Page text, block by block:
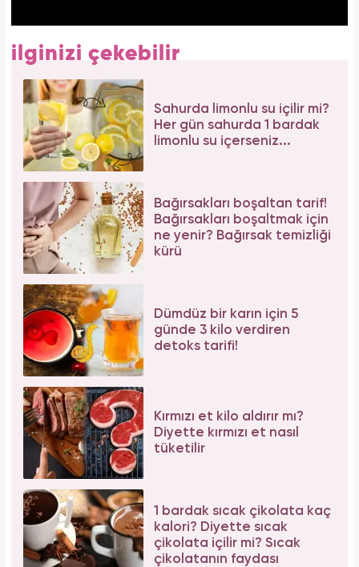
ilginizi çekebilir
Sahurda limonlu su içilir mi?
Her gün sahurda 1 bardak
limonlu su içerseniz...
Bağırsakları boşaltan tarif!
Bağırsakları boşaltmak için
ne yenir? Bağırsak temizliği
kürü
Dümdüz bir karın için 5
günde 3 kilo verdiren
detoks tarifi!
Kırmızı et kilo aldırır mı?
Diyette kırmızı et nasıl
tüketilir
1 bardak sıcak çikolata kaç
kalori? Diyette sıcak
çikolata içilir mi? Sıcak
çikolatanın faydası